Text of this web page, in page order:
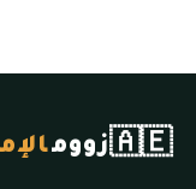
🇦🇪زووم